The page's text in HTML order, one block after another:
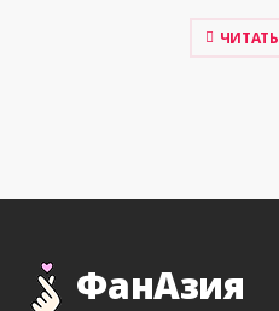
ЧИТАТЬ
ФанАзия